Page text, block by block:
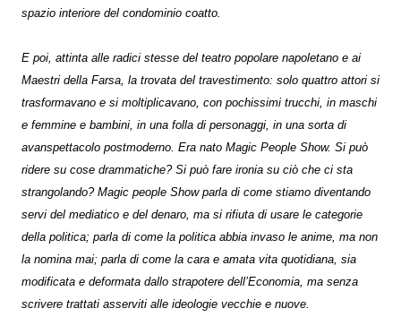
spazio interiore del condominio coatto.
E poi, attinta alle radici stesse del teatro popolare napoletano e ai
Maestri della Farsa, la trovata del travestimento: solo quattro attori si
trasformavano e si moltiplicavano, con pochissimi trucchi, in maschi
e femmine e bambini, in una folla di personaggi, in una sorta di
avanspettacolo postmoderno. Era nato Magic People Show. Si può
ridere su cose drammatiche? Si può fare ironia su ciò che ci sta
strangolando? Magic people Show parla di come stiamo diventando
servi del mediatico e del denaro, ma si rifiuta di usare le categorie
della politica; parla di come la politica abbia invaso le anime, ma non
la nomina mai; parla di come la cara e amata vita quotidiana, sia
modificata e deformata dallo strapotere dell’Economia, ma senza
scrivere trattati asserviti alle ideologie vecchie e nuove.